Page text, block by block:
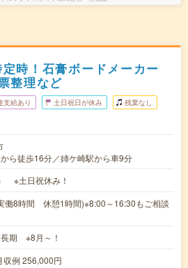
時！石膏ボードメーカー
整理など
支給あり 土日祝日が休み 残業なし
ら徒歩16分／姉ケ崎駅から車9分
※土日祝休み！
働8時間 休憩1時間)※8:00～16:30もご相談
長期 ※8月～！
例 256,000円